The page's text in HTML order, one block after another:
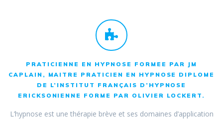
PRATICIENNE EN HYPNOSE FORMEE PAR JM
CAPLAIN, MAITRE PRATICIEN EN HYPNOSE DIPLOME
DE L’INSTITUT FRANÇAIS D’HYPNOSE
ERICKSONIENNE FORME PAR OLIVIER LOCKERT.
L’hypnose est une thérapie brève et ses domaines d’application